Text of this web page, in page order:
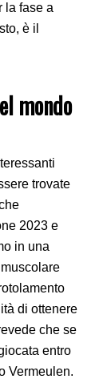
la fase a
è il
mondo
trovate
2023 e
in una
di ottenere
che se
entro
Vermeulen.